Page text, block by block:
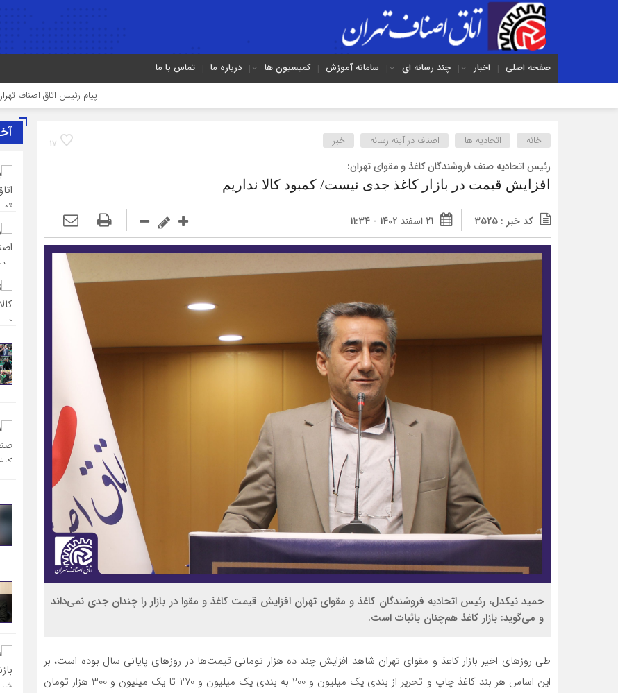
صفحه اصلی اخبار چند رسانه ای سامانه آموزش کمیسیون ها درباره ما تماس با ما
پیام رئیس اتاق اصناف تهران به مناسبت
17 خانه اتحادیه ها اصناف در آینه رسانه خبر
رئیس اتحادیه صنف فروشندگان کاغذ و مقوای تهران:
افزایش قیمت در بازار کاغذ جدی نیست/ کمبود کالا نداریم
کد خبر : 3525 21 اسفند 1402 - 11:34
حمید نیکدل، رئیس اتحادیه فروشندگان کاغذ و مقوای تهران افزایش قیمت کاغذ و مقوا در بازار را چندان جدی نمی‌داند
و می‌گوید: بازار کاغذ هم‌چنان باثبات است.
طی روزهای اخیر بازار کاغذ و مقوای تهران شاهد افزایش چند ده هزار تومانی قیمت‌ها در روزهای پایانی سال بوده است،‌ بر
این اساس هر بند کاغذ چاپ و تحریر از بندی یک میلیون و 200 به بندی یک میلیون و 270 تا یک میلیون و 300 هزار تومان